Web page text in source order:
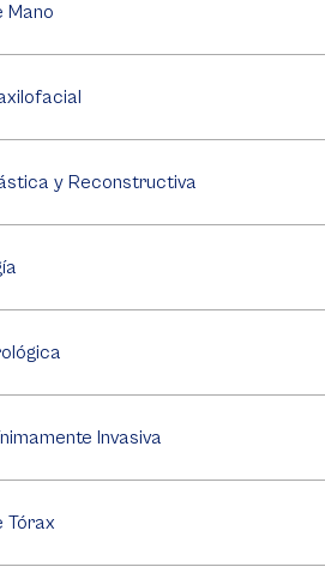
Mano
y Reconstructiva
Invasiva
Tórax